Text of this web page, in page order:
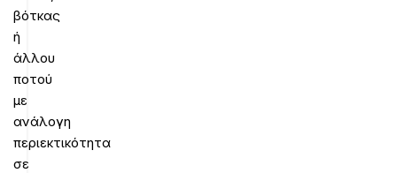
βότκας
ή
άλλου
ποτού
με
ανάλογη
περιεκτικότητα
σε